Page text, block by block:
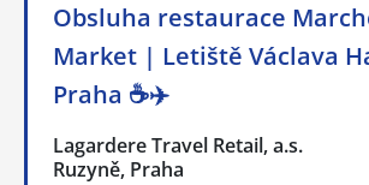
Obsluha restaurace
Market | Letiště Václava
Praha ☕✈️
Lagardere Travel Retail, a.s.
Ruzyně, Praha